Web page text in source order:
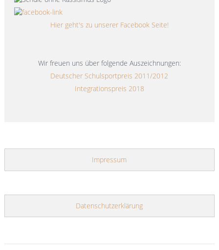
Hier geht's zu unserer Facebook Seite!
Wir freuen uns über folgende Auszeichnungen:
Deutscher Schulsportpreis 2011/2012
Integrationspreis 2018
Impressum
Datenschutzerklärung